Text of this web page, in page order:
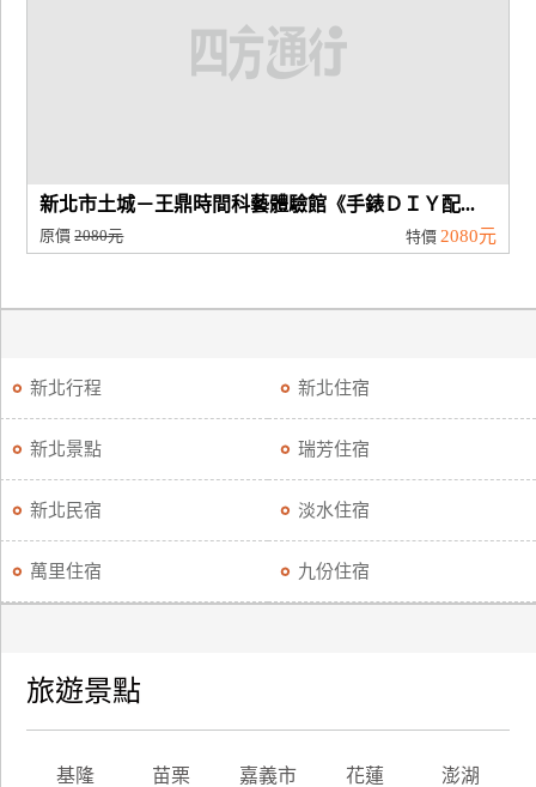
新北市土城－王鼎時間科藝體驗館《手錶ＤＩＹ配...
原價2080元 特價 2080元
新北行程 新北住宿
新北景點 瑞芳住宿
新北民宿 淡水住宿
萬里住宿 九份住宿
旅遊景點
基隆 苗栗 嘉義市 花蓮 澎湖